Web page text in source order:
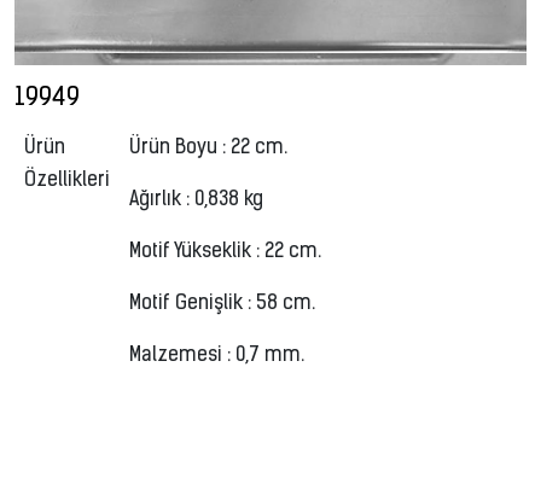
19949
Ürün
Özellikleri
Ürün Boyu : 22 cm.
Ağırlık : 0,838 kg
Motif Yükseklik : 22 cm.
Motif Genişlik : 58 cm.
Malzemesi : 0,7 mm.